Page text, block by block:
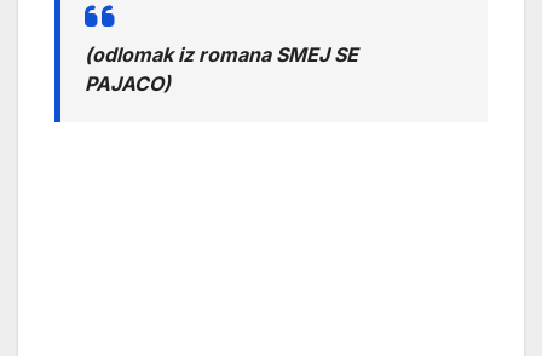
(odlomak iz romana SMEJ SE
PAJACO)